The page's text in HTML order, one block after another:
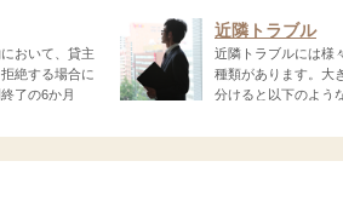
おいて、貸主
絶する場合に
了の6か月
近隣トラブル
近隣トラブルには様
種類があります。大
分けると以下のよう